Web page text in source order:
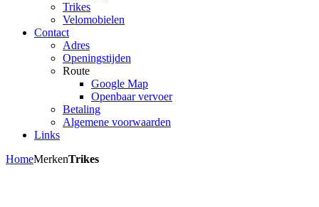
Trikes
Velomobielen
Contact
Adres
Openingstijden
Route
Google Map
Openbaar vervoer
Betaling
Algemene voorwaarden
Links
HomeMerkenTrikes